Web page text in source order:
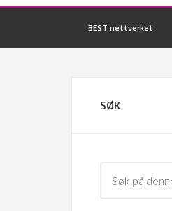
BEST nettverket
SØK